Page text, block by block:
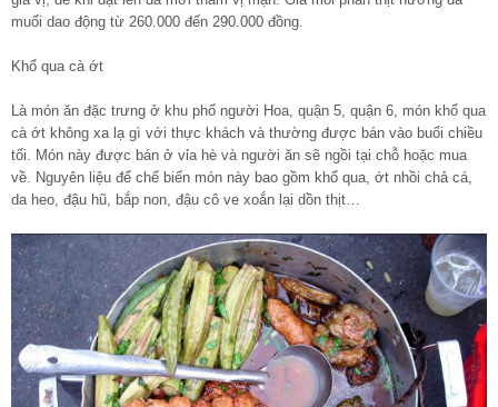
muối dao động từ 260.000 đến 290.000 đồng.
Khổ qua cà ớt
Là món ăn đặc trưng ở khu phố người Hoa, quận 5, quận 6, món khổ qua
cà ớt không xa lạ gì với thực khách và thường được bán vào buổi chiều
tối. Món này được bán ở vỉa hè và người ăn sẽ ngồi tại chỗ hoặc mua
về. Nguyên liệu để chế biến món này bao gồm khổ qua, ớt nhồi chả cá,
da heo, đậu hũ, bắp non, đậu cô ve xoắn lại dồn thịt…